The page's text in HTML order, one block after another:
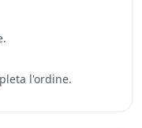
l'ordine.